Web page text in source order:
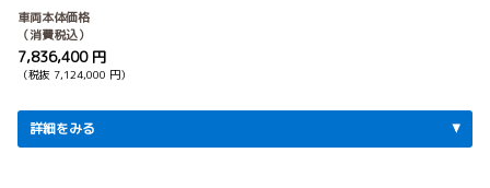
車両本体価格
（消費税込）
7,836,400 円
（税抜 7,124,000 円）
詳細をみる